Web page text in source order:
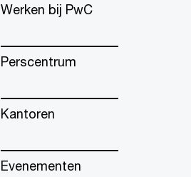
Werken bij PwC
Perscentrum
Kantoren
Evenementen